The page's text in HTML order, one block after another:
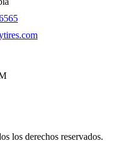
los derechos reservados.